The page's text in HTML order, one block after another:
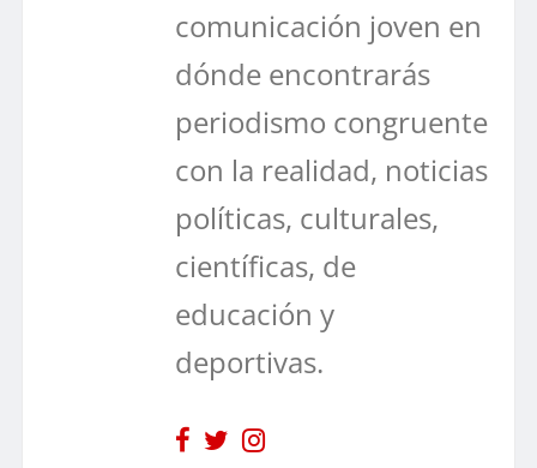
comunicación joven en
dónde encontrarás
periodismo congruente
con la realidad, noticias
políticas, culturales,
científicas, de
educación y
deportivas.